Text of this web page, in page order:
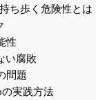
ち歩く危険性とは
性
い腐敗
問題
実践方法